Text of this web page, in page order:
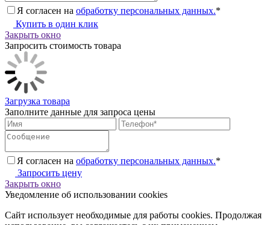
Я согласен на обработку персональных данных.*
Купить в один клик
Закрыть окно
Запросить стоимость товара
Загрузка товара
Заполните данные для запроса цены
Я согласен на обработку персональных данных.*
Запросить цену
Закрыть окно
Уведомление об использовании cookies
Сайт использует необходимые для работы cookies. Продолжая